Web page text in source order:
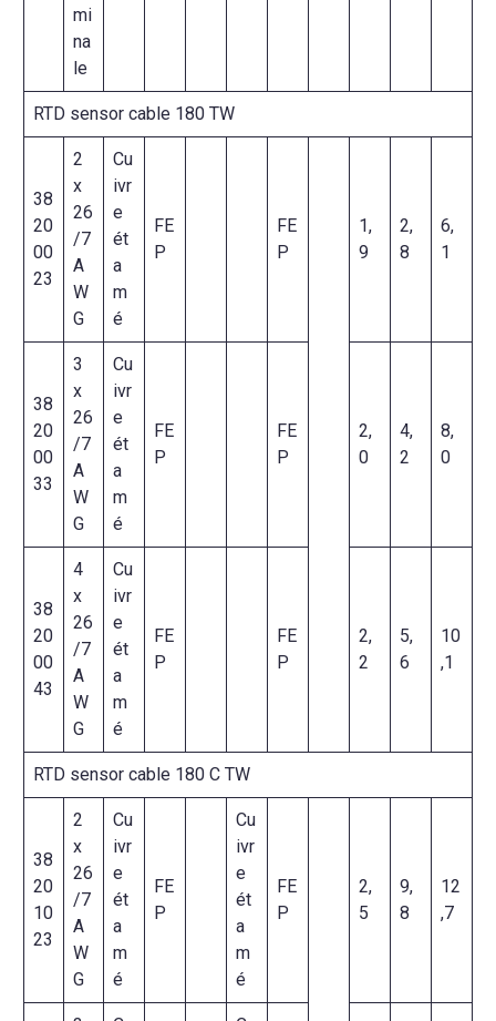
mi
na
le
RTD sensor cable 180 TW
38
20
00
23
2
x
26
/7
A
W
G
Cu
ivr
e
ét
a
m
é
FE
P
FE
P
1,
9
2,
8
6,
1
38
20
00
33
3
x
26
/7
A
W
G
Cu
ivr
e
ét
a
m
é
FE
P
FE
P
2,
0
4,
2
8,
0
38
20
00
43
4
x
26
/7
A
W
G
Cu
ivr
e
ét
a
m
é
FE
P
FE
P
2,
2
5,
6
10
,1
RTD sensor cable 180 C TW
38
20
10
23
2
x
26
/7
A
W
G
Cu
ivr
e
ét
a
m
é
FE
P
Cu
ivr
e
ét
a
m
é
FE
P
2,
5
9,
8
12
,7